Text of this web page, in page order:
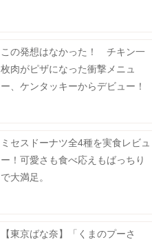
この発想はなかった！ チキン一
枚肉がピザになった衝撃メニュ
ー、ケンタッキーからデビュー！
ミセスドーナツ全4種を実食レビュ
ー！可愛さも食べ応えもばっちり
で大満足。
【東京ばな奈】「くまのプーさ